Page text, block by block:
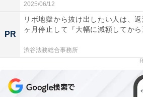
2025/06/12
PR
リボ地獄から抜け出したい人は、
ヶ月停止して『大幅に減額してか
渋谷法務総合事務所